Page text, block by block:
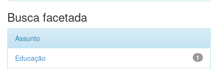
Busca facetada
Assunto
1
Educação